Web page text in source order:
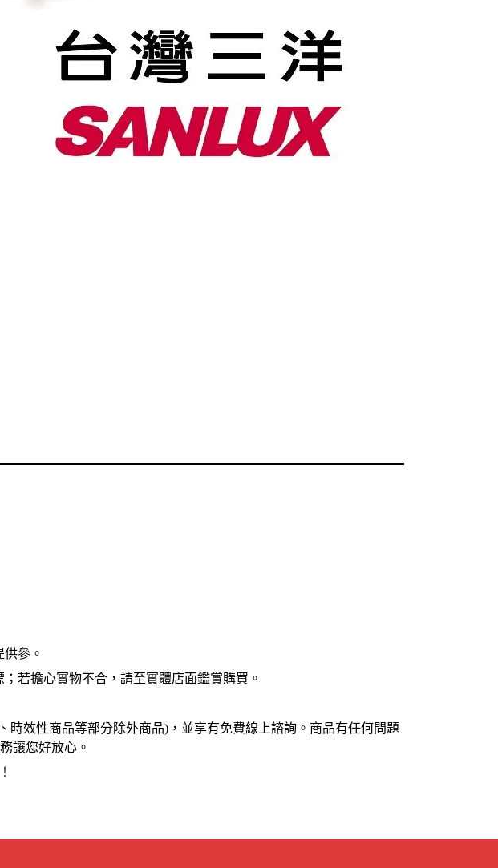
參。
若擔心實物不合，請至實體店面鑑賞購買。
時效性商品等部分除外商品) ，並享有免費線上諮詢。商品有任何問題
讓您好放心。